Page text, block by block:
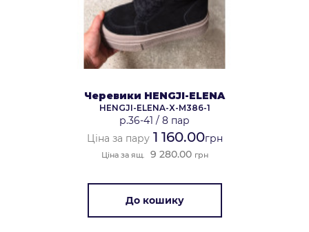
Черевики HENGJI-ELENA
HENGJI-ELENA-X-M386-1
р.36-41 / 8 пар
Ціна за пару1 160.00грн
Ціна за ящ. 9 280.00 грн
До кошику